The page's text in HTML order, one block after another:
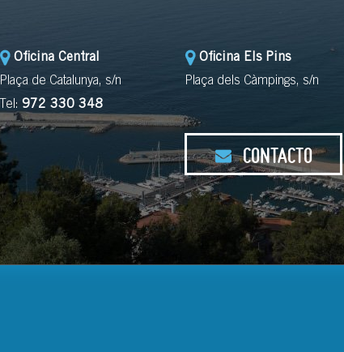
Oficina Central
Plaça de Catalunya, s/n
Tel: 972 330 348
Oficina Els Pins
Plaça dels Càmpings, s/n
CONTACTO